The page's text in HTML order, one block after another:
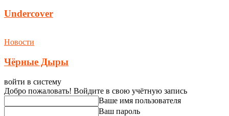
Undercover
Новости
Чёрные Дыры
войти в систему
Добро пожаловать! Войдите в свою учётную запись
Ваше имя пользователя
Ваш пароль